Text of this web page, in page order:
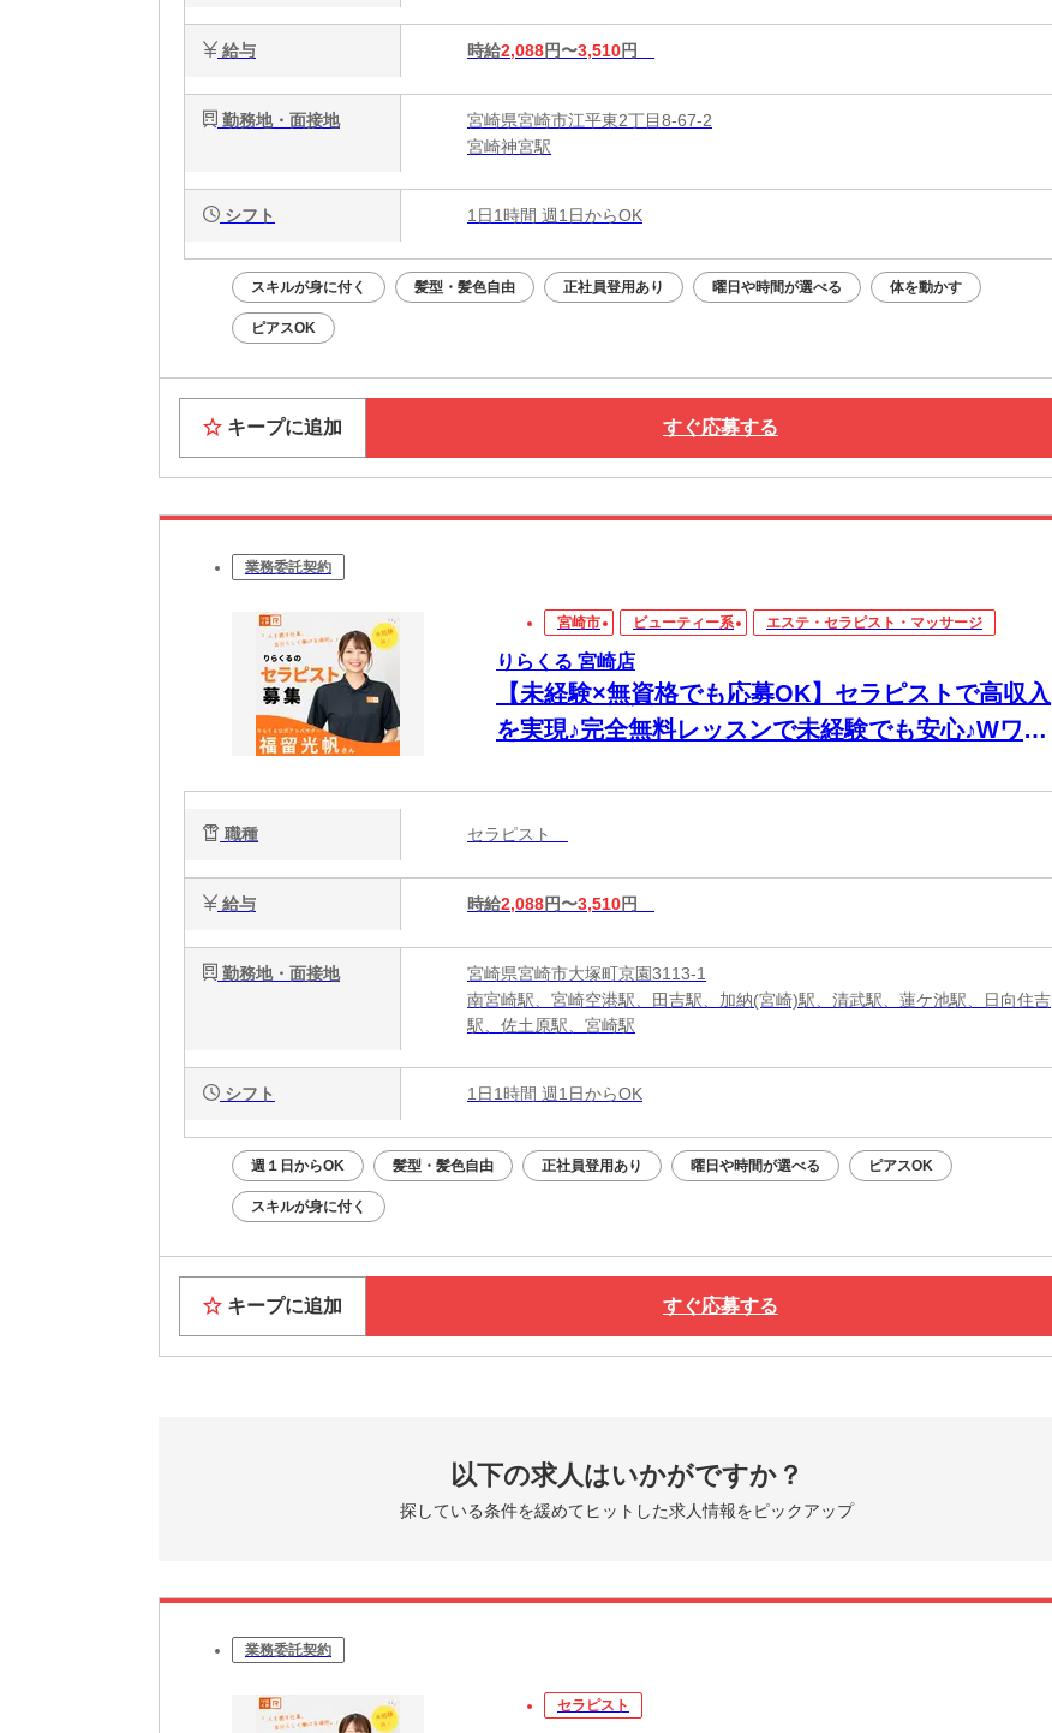
給与 時給2,088円〜3,510円
勤務地・面接地
宮崎県宮崎市江平東2丁目8-67-2
宮崎神宮駅
シフト 1日1時間 週1日からOK
スキルが身に付く 髪型・髪色自由 正社員登用あり 曜日や時間が選べる 体を動かす
ピアスOK
キープに追加 すぐ応募する
業務委託契約
宮崎市 ビューティー系 エステ・セラピスト・マッサージ
りらくる 宮崎店
【未経験×無資格でも応募OK】セラピストで高収入
を実現♪完全無料レッスンで未経験でも安心♪Wワー
職種 セラピスト
給与 時給2,088円〜3,510円
勤務地・面接地
宮崎県宮崎市大塚町京園3113-1
南宮崎駅、宮崎空港駅、田吉駅、加納(宮崎)駅、清武駅、蓮ケ池駅、日向住吉
駅、佐土原駅、宮崎駅
シフト 1日1時間 週1日からOK
週１日からOK 髪型・髪色自由 正社員登用あり 曜日や時間が選べる ピアスOK
スキルが身に付く
キープに追加 すぐ応募する
以下の求人はいかがですか？
探している条件を緩めてヒットした求人情報をピックアップ
業務委託契約
セラピスト